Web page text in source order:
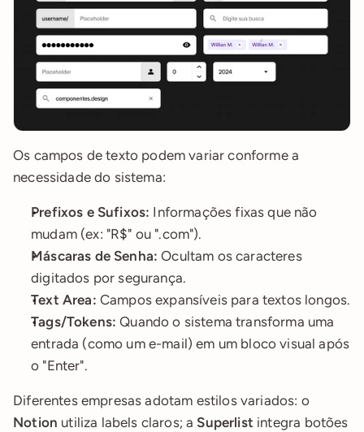
Os campos de texto podem variar conforme a
necessidade do sistema:
Prefixos e Sufixos: Informações fixas que não
mudam (ex: "R$" ou ".com").
Máscaras de Senha: Ocultam os caracteres
digitados por segurança.
Text Area: Campos expansíveis para textos longos.
Tags/Tokens: Quando o sistema transforma uma
entrada (como um e-mail) em um bloco visual após
o "Enter".
Diferentes empresas adotam estilos variados: o
Notion utiliza labels claros; a Superlist integra botões